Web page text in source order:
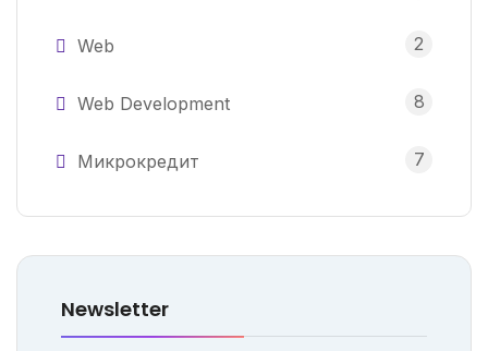
Web 2
Web Development 8
Микрокредит 7
Newsletter